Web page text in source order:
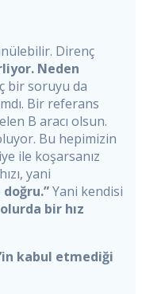
Direnç
Neden
bir soruyu da
Bir referans
B aracı olsun.
Bu hepimizin
ile koşarsanız
yani
Yani kendisi
bir hız
kabul etmediği